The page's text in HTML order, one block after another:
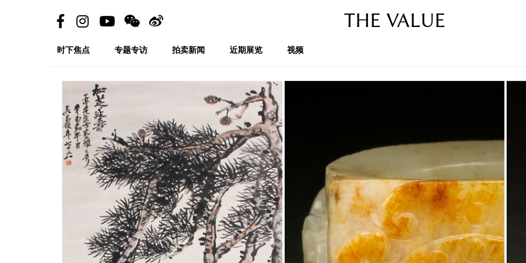
THE VALUE
时下焦点 专题专访 拍卖新闻 近期展览 视频